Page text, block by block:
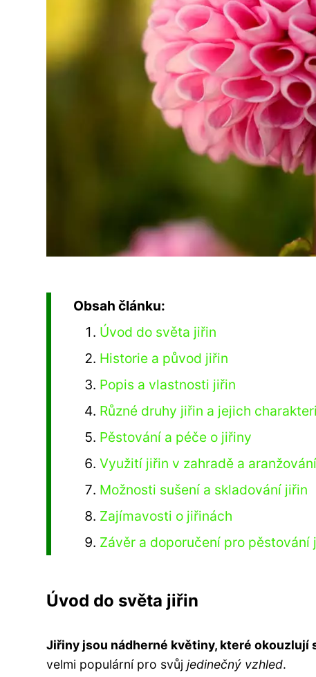
Obsah článku:
Úvod do světa jiřin
Historie a původ jiřin
Popis a vlastnosti jiřin
Různé druhy jiřin a jejich
Pěstování a péče o jiřiny
Využití jiřin v zahradě a
Možnosti sušení a skladování jiřin
Zajímavosti o jiřinách
Závěr a doporučení pro pěstování
Úvod do světa jiřin
Jiřiny jsou nádherné květiny, které okouzlují
velmi populární pro svůj jedinečný vzhled.